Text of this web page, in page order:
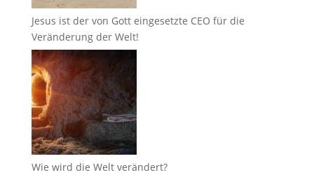
Jesus ist der von Gott eingesetzte CEO für die
Veränderung der Welt!
Wie wird die Welt verändert?